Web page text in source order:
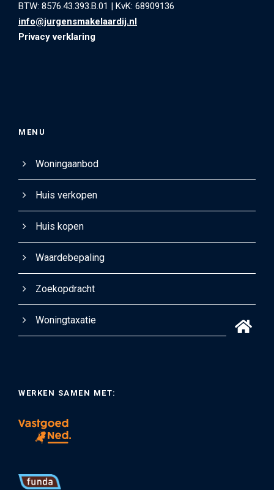
BTW: 8576.43.393.B.01 | KvK: 68909136
info@jurgensmakelaardij.nl
Privacy verklaring
MENU
Woningaanbod
Huis verkopen
Huis kopen
Waardebepaling
Zoekopdracht
Woningtaxatie
WERKEN SAMEN MET: